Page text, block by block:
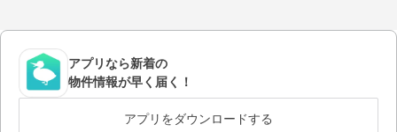
アプリなら新着の
物件情報が早く届く！
アプリをダウンロードする